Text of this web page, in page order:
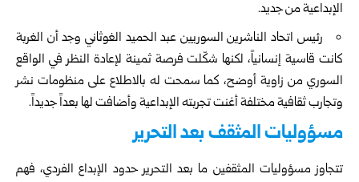
الإبداعية من جديد.
رئيس اتحاد الناشرين السوريين عبد الحميد الغوثاني وجد أن الغربة
كانت قاسية إنسانياً، لكنها شكّلت فرصة ثمينة لإعادة النظر في الواقع
السوري من زاوية أوضح، كما سمحت له بالاطلاع على منظومات نشر
وتجارب ثقافية مختلفة أغنت تجربته الإبداعية وأضافت لها بعداً جديداً.
مسؤوليات المثقف بعد التحرير
تتجاوز مسؤوليات المثقفين ما بعد التحرير حدود الإبداع الفردي، فهم